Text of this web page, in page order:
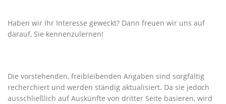
Haben wir Ihr Interesse geweckt? Dann freuen wir uns auf
darauf, Sie kennenzulernen!
Die vorstehenden, freibleibenden Angaben sind sorgfältig
recherchiert und werden ständig aktualisiert. Da sie jedoch
ausschließlich auf Auskünfte von dritter Seite basieren, wird